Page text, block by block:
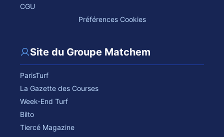
CGU
Préférences Cookies
Site du Groupe Matchem
ParisTurf
La Gazette des Courses
Week-End Turf
Bilto
Tiercé Magazine